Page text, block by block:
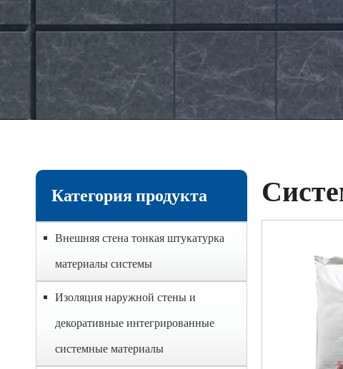
Категория продукта
Внешняя стена тонкая штукатурка
материалы системы
Изоляция наружной стены и
декоративные интегрированные
системные материалы